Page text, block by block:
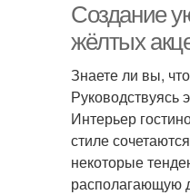
Создание
жёлтых
Знаете ли вы,
Руководствуясь
Интерьер
стиле
некоторые